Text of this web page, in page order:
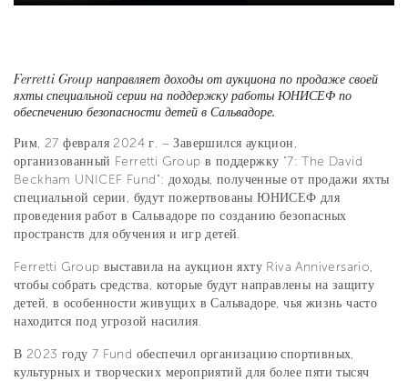
Ferretti Group направляет доходы от аукциона по продаже своей
яхты специальной серии на поддержку работы ЮНИСЕФ по
обеспечению безопасности детей в Сальвадоре.
Рим, 27 февраля 2024 г. – Завершился аукцион,
организованный Ferretti Group в поддержку "7: The David
Beckham UNICEF Fund": доходы, полученные от продажи яхты
специальной серии, будут пожертвованы ЮНИСЕФ для
проведения работ в Сальвадоре по созданию безопасных
пространств для обучения и игр детей.
Ferretti Group выставила на аукцион яхту Riva Anniversario,
чтобы собрать средства, которые будут направлены на защиту
детей, в особенности живущих в Сальвадоре, чья жизнь часто
находится под угрозой насилия.
В 2023 году 7 Fund обеспечил организацию спортивных,
культурных и творческих мероприятий для более пяти тысяч